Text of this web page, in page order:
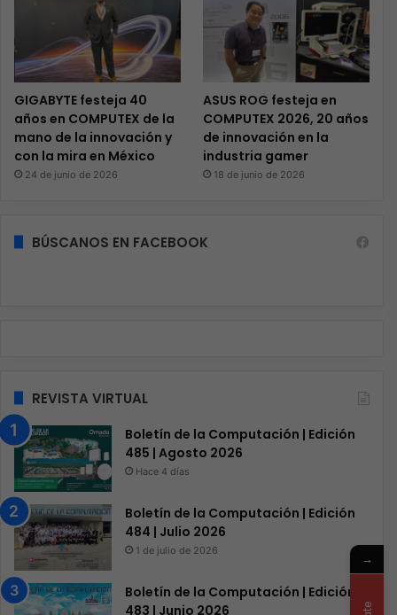
GIGABYTE festeja 40
años en COMPUTEX de la
mano de la innovación y
con la mira en México
24 de junio de 2026
ASUS ROG festeja en
COMPUTEX 2026, 20 años
de innovación en la
industria gamer
18 de junio de 2026
BÚSCANOS EN FACEBOOK
REVISTA VIRTUAL
Boletín de la Computación | Edición
485 | Agosto 2026
Hace 4 días
Boletín de la Computación | Edición
484 | Julio 2026
1 de julio de 2026
Boletín de la Computación | Edición
483 | Junio 2026
→